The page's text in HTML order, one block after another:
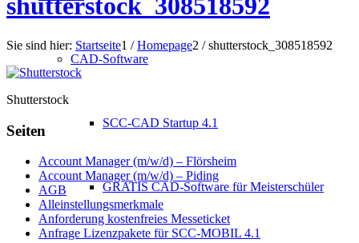
CAD-Software
SCC-CAD Startup 4.1
GRATIS CAD-Software für Meisterschüler
shutterstock_308518592
Sie sind hier: Startseite1 / Homepage2 / shutterstock_308518592
Shutterstock
Seiten
Account Manager (m/w/d) – Flörsheim
Account Manager (m/w/d) – Piding
AGB
Alleinstellungsmerkmale
Anforderung kostenfreies Messeticket
Anfrage Lizenzpakete für SCC-MOBIL 4.1